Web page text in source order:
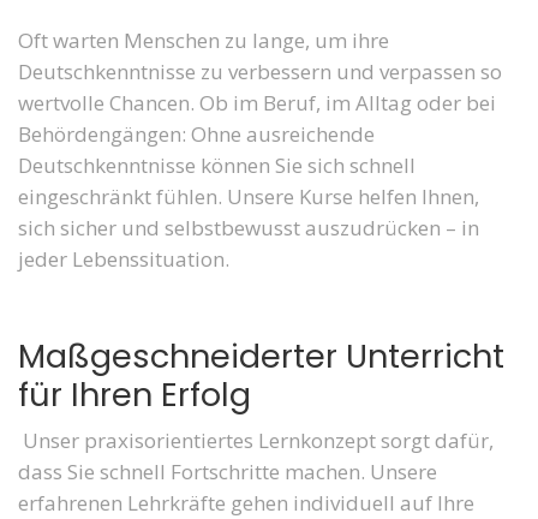
Oft warten Menschen zu lange, um ihre
Deutschkenntnisse zu verbessern und verpassen so
wertvolle Chancen. Ob im Beruf, im Alltag oder bei
Behördengängen: Ohne ausreichende
Deutschkenntnisse können Sie sich schnell
eingeschränkt fühlen. Unsere Kurse helfen Ihnen,
sich sicher und selbstbewusst auszudrücken – in
jeder Lebenssituation.
Maßgeschneiderter Unterricht
für Ihren Erfolg
Unser praxisorientiertes Lernkonzept sorgt dafür,
dass Sie schnell Fortschritte machen. Unsere
erfahrenen Lehrkräfte gehen individuell auf Ihre